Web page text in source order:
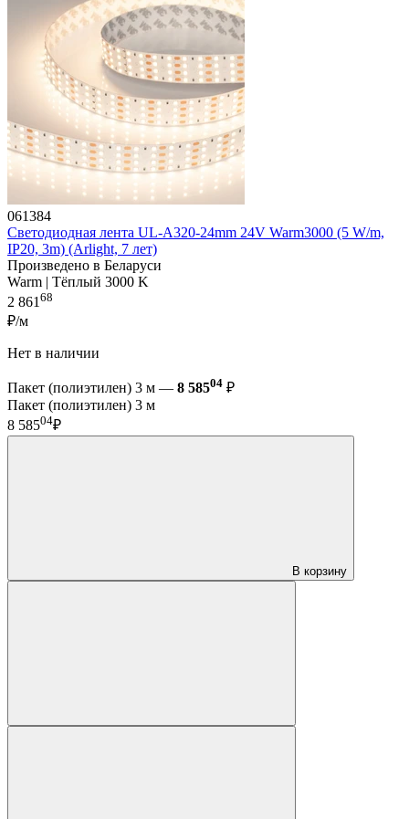
061384
Светодиодная лента UL-A320-24mm 24V Warm3000 (5 W/m,
IP20, 3m) (Arlight, 7 лет)
Произведено в Беларуси
Warm | Тёплый 3000 K
2 861 68
₽/м
Нет в наличии
Пакет (полиэтилен) 3 м — 8 58504 ₽
Пакет (полиэтилен) 3 м
8 58504₽
В корзину